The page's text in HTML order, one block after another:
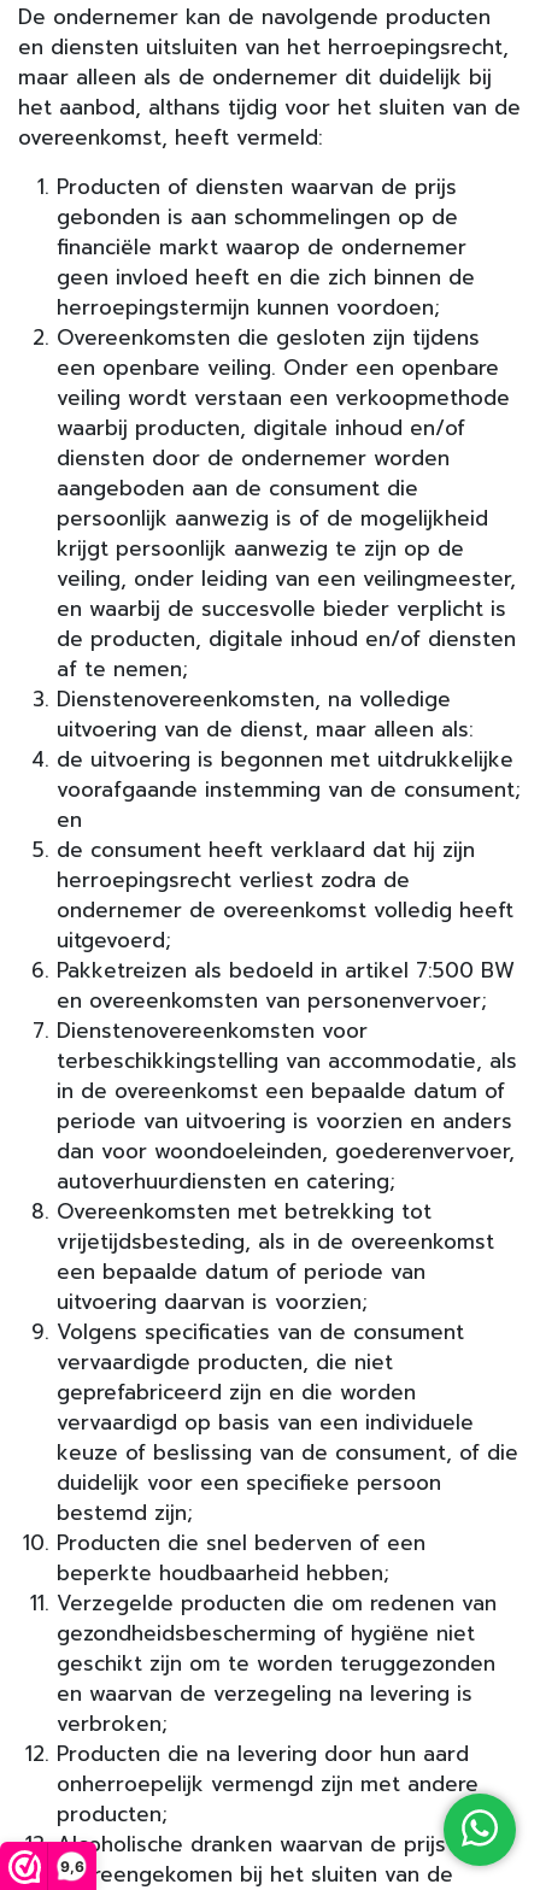
9,6
De ondernemer kan de navolgende producten
en diensten uitsluiten van het herroepingsrecht,
maar alleen als de ondernemer dit duidelijk bij
het aanbod, althans tijdig voor het sluiten van de
overeenkomst, heeft vermeld:
Producten of diensten waarvan de prijs
gebonden is aan schommelingen op de
financiële markt waarop de ondernemer
geen invloed heeft en die zich binnen de
herroepingstermijn kunnen voordoen;
Overeenkomsten die gesloten zijn tijdens
een openbare veiling. Onder een openbare
veiling wordt verstaan een verkoopmethode
waarbij producten, digitale inhoud en/of
diensten door de ondernemer worden
aangeboden aan de consument die
persoonlijk aanwezig is of de mogelijkheid
krijgt persoonlijk aanwezig te zijn op de
veiling, onder leiding van een veilingmeester,
en waarbij de succesvolle bieder verplicht is
de producten, digitale inhoud en/of diensten
af te nemen;
Dienstenovereenkomsten, na volledige
uitvoering van de dienst, maar alleen als:
de uitvoering is begonnen met uitdrukkelijke
voorafgaande instemming van de consument;
en
de consument heeft verklaard dat hij zijn
herroepingsrecht verliest zodra de
ondernemer de overeenkomst volledig heeft
uitgevoerd;
Pakketreizen als bedoeld in artikel 7:500 BW
en overeenkomsten van personenvervoer;
Dienstenovereenkomsten voor
terbeschikkingstelling van accommodatie, als
in de overeenkomst een bepaalde datum of
periode van uitvoering is voorzien en anders
dan voor woondoeleinden, goederenvervoer,
autoverhuurdiensten en catering;
Overeenkomsten met betrekking tot
vrijetijdsbesteding, als in de overeenkomst
een bepaalde datum of periode van
uitvoering daarvan is voorzien;
Volgens specificaties van de consument
vervaardigde producten, die niet
geprefabriceerd zijn en die worden
vervaardigd op basis van een individuele
keuze of beslissing van de consument, of die
duidelijk voor een specifieke persoon
bestemd zijn;
Producten die snel bederven of een
beperkte houdbaarheid hebben;
Verzegelde producten die om redenen van
gezondheidsbescherming of hygiëne niet
geschikt zijn om te worden teruggezonden
en waarvan de verzegeling na levering is
verbroken;
Producten die na levering door hun aard
onherroepelijk vermengd zijn met andere
producten;
Alcoholische dranken waarvan de prijs is
overeengekomen bij het sluiten van de